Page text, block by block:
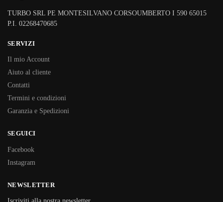
TURBO SRL PE MONTESILVANO CORSOUMBERTO I 590 65015
P.I. 02268470685
SERVIZI
Il mio Account
Aiuto al cliente
Contatti
Termini e condizioni
Garanzia e Spedizioni
SEGUICI
Facebook
Instagram
NEWSLETTER